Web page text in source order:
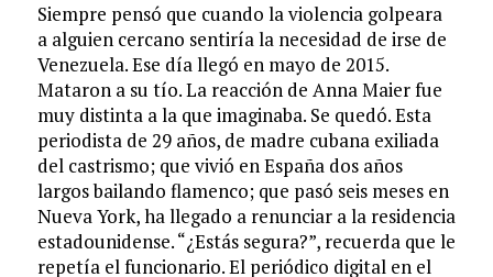
Siempre pensó que cuando la violencia golpeara
a alguien cercano sentiría la necesidad de irse de
Venezuela. Ese día llegó en mayo de 2015.
Mataron a su tío. La reacción de Anna Maier fue
muy distinta a la que imaginaba. Se quedó. Esta
periodista de 29 años, de madre cubana exiliada
del castrismo; que vivió en España dos años
largos bailando flamenco; que pasó seis meses en
Nueva York, ha llegado a renunciar a la residencia
estadounidense. “¿Estás segura?”, recuerda que le
repetía el funcionario. El periódico digital en el